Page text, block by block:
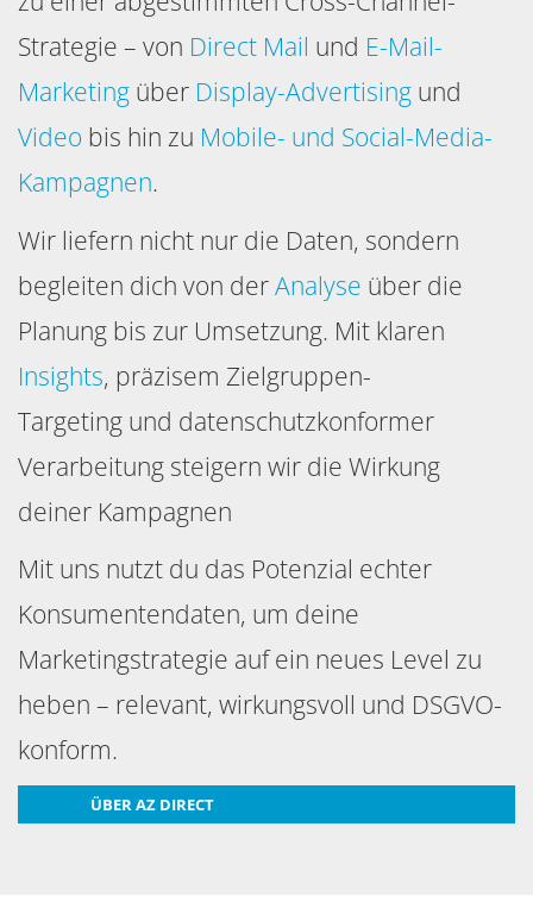
Strategie – von Direct Mail und E-Mail-
Marketing über Display-Advertising und
Video bis hin zu Mobile- und Social-Media-
Kampagnen.
Wir liefern nicht nur die Daten, sondern
begleiten dich von derAnalyse über die
Planung bis zur Umsetzung. Mit klaren
Insights, präzisem Zielgruppen-
Targeting und datenschutzkonformer
Verarbeitung steigern wir die Wirkung
deiner Kampagnen
Mit uns nutzt du das Potenzial echter
Konsumentendaten, um deine
Marketingstrategie auf ein neues Level zu
heben – relevant, wirkungsvoll und DSGVO-
konform.
ÜBER AZ DIRECT